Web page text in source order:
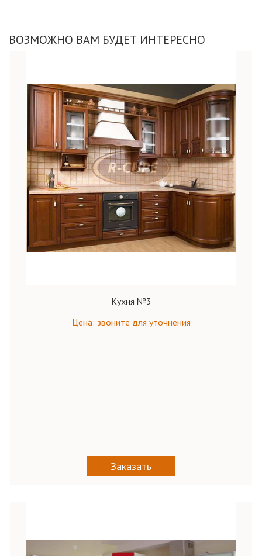
ВОЗМОЖНО ВАМ БУДЕТ ИНТЕРЕСНО
Кухня №3
Цена: звоните для уточнения
Заказать